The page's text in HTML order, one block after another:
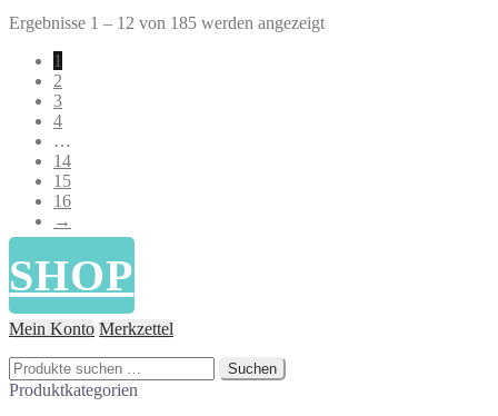
Ergebnisse 1 – 12 von 185 werden angezeigtNach
1
2
3
4
…
14
15
16
→
SHOP
Mein Konto Merkzettel
Suchen
nach:
Suchen
Produktkategorien